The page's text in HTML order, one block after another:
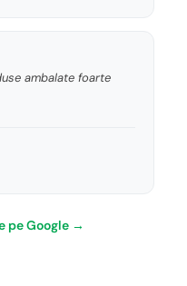
ambalate foarte
pe Google →